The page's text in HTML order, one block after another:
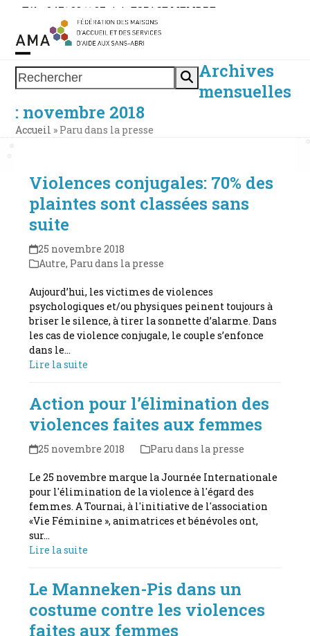
Skip
content
Tél. : 0471 38 11 37 | | ESPACE MEMBRE
Rechercher
Open
mobile
menu
Close
mobile
menu
Archives
mensuelles
: novembre 2018
Accueil » Paru dans la presse
Violences conjugales: 70% des
plaintes sont classées sans
suite
25 novembre 2018
Autre, Paru dans la presse
Aujourd’hui, les victimes de violences
psychologiques et/ou physiques peinent toujours à
briser le silence, à tirer la sonnette d’alarme. Dans
les cas de violence conjugale, le couple s’enfonce
dans le…
Lire la suite
Action pour l’élimination des
violences faites aux femmes
25 novembre 2018 Paru dans la presse
Le 25 novembre marque la Journée Internationale
pour l'élimination de la violence à l'égard des
femmes. A Tournai, à l'initiative de l'association
«Vie Féminine », animatrices et bénévoles ont,
sur…
Lire la suite
Le Manneken-Pis dans un
costume contre les violences
faites aux femmes